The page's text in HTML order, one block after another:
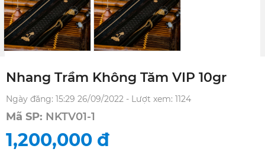
Nhang Trầm Không Tăm VIP 10gr
Ngày đăng: 15:29 26/09/2022 - Lượt xem: 1124
Mã SP: NKTV01-1
1,200,000 đ